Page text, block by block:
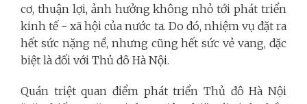
cơ, thuận lợi, ảnh hưởng không nhỏ tới phát triển
kinh tế - xã hội của nước ta. Do đó, nhiệm vụ đặt ra
hết sức nặng nề, nhưng cũng hết sức vẻ vang, đặc
biệt là đối với Thủ đô Hà Nội.
Quán triệt quan điểm phát triển Thủ đô Hà Nội